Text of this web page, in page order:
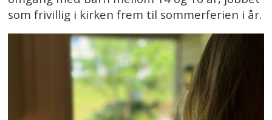
som frivillig i kirken frem til sommerferien i år.